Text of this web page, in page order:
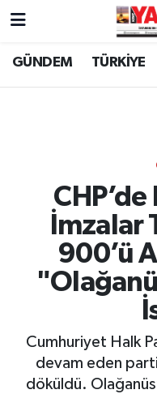
GÜNDEM TÜRKİYE
İmzalar
900’ü
Cumhuriyet Halk
devam eden
döküldü.